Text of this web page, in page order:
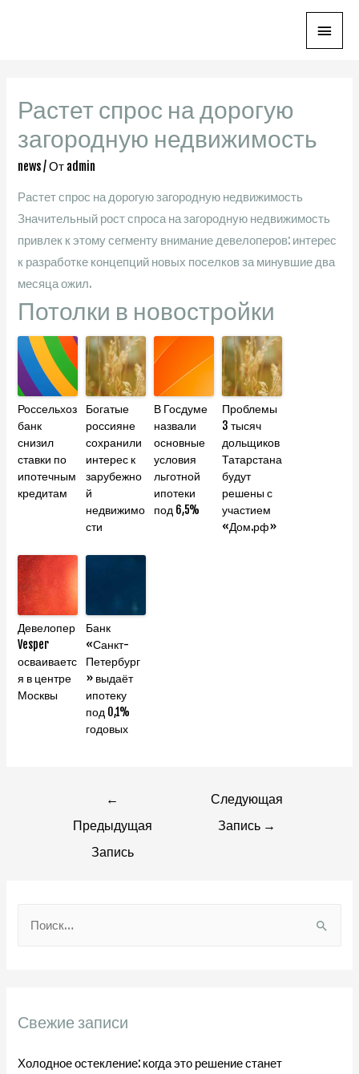
Растет спрос на дорогую
загородную недвижимость
news/ От admin
Растет спрос на дорогую загородную недвижимость
Значительный рост спроса на загородную недвижимость
привлек к этому сегменту внимание девелоперов: интерес
к разработке концепций новых поселков за минувшие два
месяца ожил.
Потолки в новостройки
Россельхоз
банк
снизил
ставки по
ипотечным
кредитам
Богатые
россияне
сохранили
интерес к
зарубежно
й
недвижимо
сти
В Госдуме
назвали
основные
условия
льготной
ипотеки
под 6,5%
Проблемы
3 тысяч
дольщиков
Татарстана
будут
решены с
участием
«Дом.рф»
Девелопер
Vesper
осваиваетс
я в центре
Москвы
Банк
«Санкт-
Петербург
» выдаёт
ипотеку
под 0,1%
годовых
Навигация
по
←
Предыдущая
Запись
Следующая
Запись →
:Свежие записи
Холодное остекление: когда это решение станет